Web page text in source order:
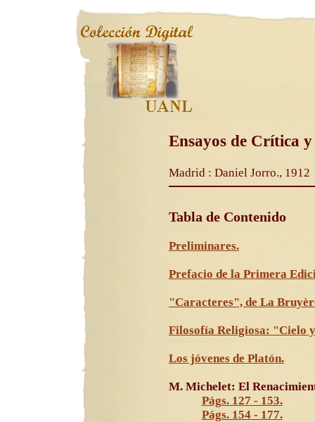
Ensayos de Crítica
Madrid : Daniel Jorro., 1912
Tabla de Contenido
Preliminares.
Prefacio de la Primera
"Caracteres", de La
Filosofía Religiosa: "Cielo
Los jóvenes de Platón.
M. Michelet: El
Págs. 127 - 153.
Págs. 154 - 177.